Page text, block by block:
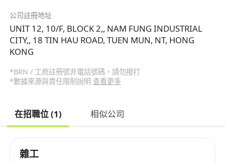
公司註冊地址
UNIT 12, 10/F, BLOCK 2,, NAM FUNG INDUSTRIAL
CITY,, 18 TIN HAU ROAD, TUEN MUN, NT, HONG
KONG
*BRN / 工商註冊號非電話號碼，請勿撥打
*數據來源與責任限制說明 查看更多
在招職位 (1) 相似公司
雜工